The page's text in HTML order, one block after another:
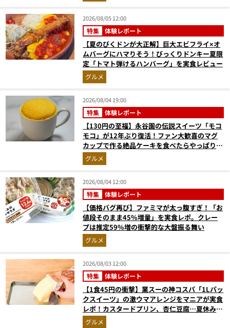
2026/08/05 12:00
特集 体験レポート
【夏のびくドンが大正解】巨大エビフライ×オ
ムバーグにハマりそう！びっくりドンキー夏限
定「トマト弾けるハンバーグ」を実食レビュー
グルメ
2026/08/04 19:00
特集 体験レポート
【130円の至福】永谷園の伝説スイーツ「モコ
モコ」が12年ぶり復活！ファン大歓喜のマグ
カップで作る絶品ケーキを食べたらやっぱり最
高にウマかった
グルメ
2026/08/04 12:00
特集 体験レポート
【価格バグ再び】ファミマが太っ腹すぎ！「お
値段そのまま45%増量」を実食レポ。クレー
プは推定59%増の衝撃的な大盤振る舞い
グルメ
2026/08/03 12:00
特集 体験レポート
【1食45円の衝撃】業スーの神コスパ「1Lパッ
クスイーツ」の激ウマアレンジをマニアが実食
レポ！カスタードプリン、杏仁豆腐…夏休みの
おやつに最強すぎた
グルメ